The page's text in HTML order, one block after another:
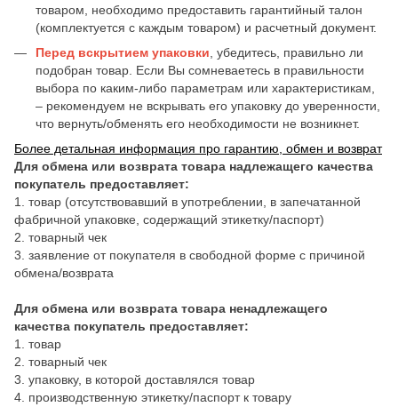
товаром, необходимо предоставить гарантийный талон
(комплектуется с каждым товаром) и расчетный документ.
Перед вскрытием упаковки , убедитесь, правильно ли
подобран товар. Если Вы сомневаетесь в правильности
выбора по каким-либо параметрам или характеристикам,
– рекомендуем не вскрывать его упаковку до уверенности,
что вернуть/обменять его необходимости не возникнет.
Более детальная информация про гарантию, обмен и возврат
Для обмена или возврата товара надлежащего качества
покупатель предоставляет:
1. товар (отсутствовавший в употреблении, в запечатанной
фабричной упаковке, содержащий этикетку/паспорт)
2. товарный чек
3. заявление от покупателя в свободной форме с причиной
обмена/возврата
Для обмена или возврата товара ненадлежащего
качества покупатель предоставляет:
1. товар
2. товарный чек
3. упаковку, в которой доставлялся товар
4. производственную этикетку/паспорт к товару